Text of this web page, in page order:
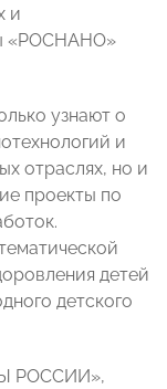
и
«РОСНАНО»
узнают о
и
отраслях, но и
проекты по
детей
детского
РОССИИ»,